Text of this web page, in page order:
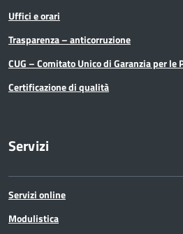
Uffici e orari
Trasparenza – anticorruzione
CUG – Comitato Unico di Garanzia per
Certificazione di qualità
Servizi
Servizi online
Modulistica